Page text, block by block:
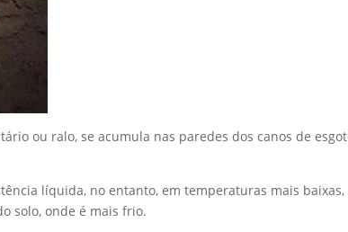
ou ralo, se acumula nas paredes dos canos de
líquida, no entanto, em temperaturas mais baixas,
solo, onde é mais frio.